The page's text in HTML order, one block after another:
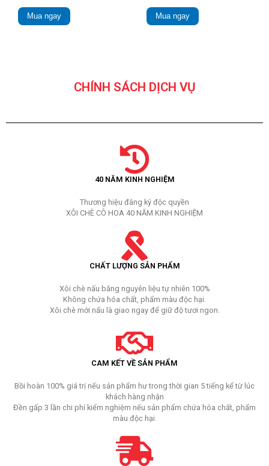
Mua ngay Mua ngay
CHÍNH SÁCH DỊCH VỤ
40 NĂM KINH NGHIỆM
Thương hiệu đăng ký độc quyền
XÔI CHÈ CÔ HOA 40 NĂM KINH NGHIỆM
CHẤT LƯỢNG SẢN PHẨM
Xôi chè nấu bằng nguyên liệu tự nhiên 100%
Không chứa hóa chất, phẩm màu độc hại.
Xôi chè mới nấu là giao ngay để giữ độ tươi ngon.
CAM KẾT VỀ SẢN PHẨM
Bồi hoàn 100% giá trị nếu sản phẩm hư trong thời gian 5 tiếng kể từ lúc
khách hàng nhận
Đền gấp 3 lần chi phí kiểm nghiệm nếu sản phẩm chứa hóa chất, phẩm
màu độc hại.